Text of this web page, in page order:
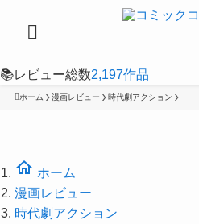
📚レビュー総数2,197作品
ホーム 漫画レビュー 時代劇アクション
home ホーム
漫画レビュー
時代劇アクション